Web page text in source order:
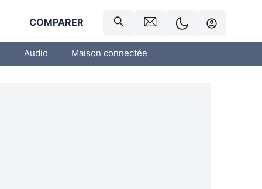
COMPARER
Audio Maison connectée